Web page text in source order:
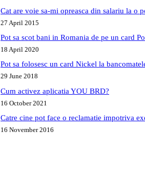
Cat are voie sa-mi opreasca din salariu la o
27 April 2015
Pot sa scot bani in Romania de pe un card
18 April 2020
Pot sa folosesc un card Nickel la
29 June 2018
Cum activez aplicatia YOU BRD?
16 October 2021
Catre cine pot face o reclamatie impotriva
16 November 2016